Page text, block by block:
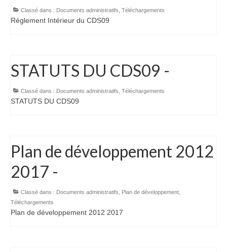
Classé dans : Documents administratifs Téléchargements
Règlement Intérieur du CDS09
STATUTS DU CDS09 -
Classé dans : Documents administratifs Téléchargements
STATUTS DU CDS09
Plan de développement 2012
2017 -
Classé dans : Documents administratifs Plan de développement
Téléchargements
Plan de développement 2012 2017